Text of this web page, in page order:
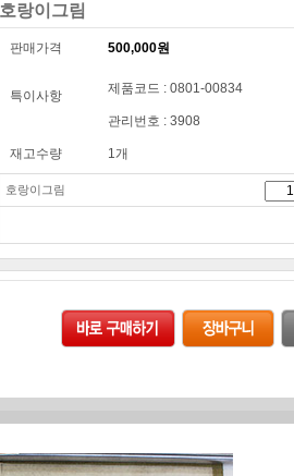
호랑이그림
판매가격 500,000원
특이사항 제품코드 : 0801-00834
관리번호 : 3908
재고수량 1개
호랑이그림